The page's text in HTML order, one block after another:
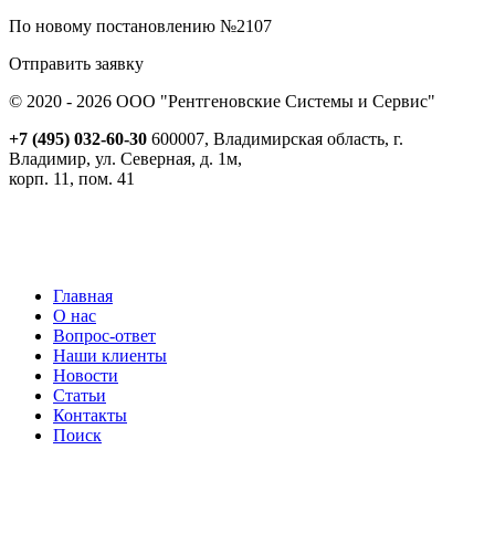
По новому постановлению №2107
Отправить заявку
© 2020 - 2026 ООО "Рентгеновские Системы и Сервис"
+7 (495) 032-60-30 600007, Владимирская область, г.
Владимир, ул. Северная, д. 1м,
корп. 11, пом. 41
Главная
О нас
Вопрос-ответ
Наши клиенты
Новости
Статьи
Контакты
Поиск